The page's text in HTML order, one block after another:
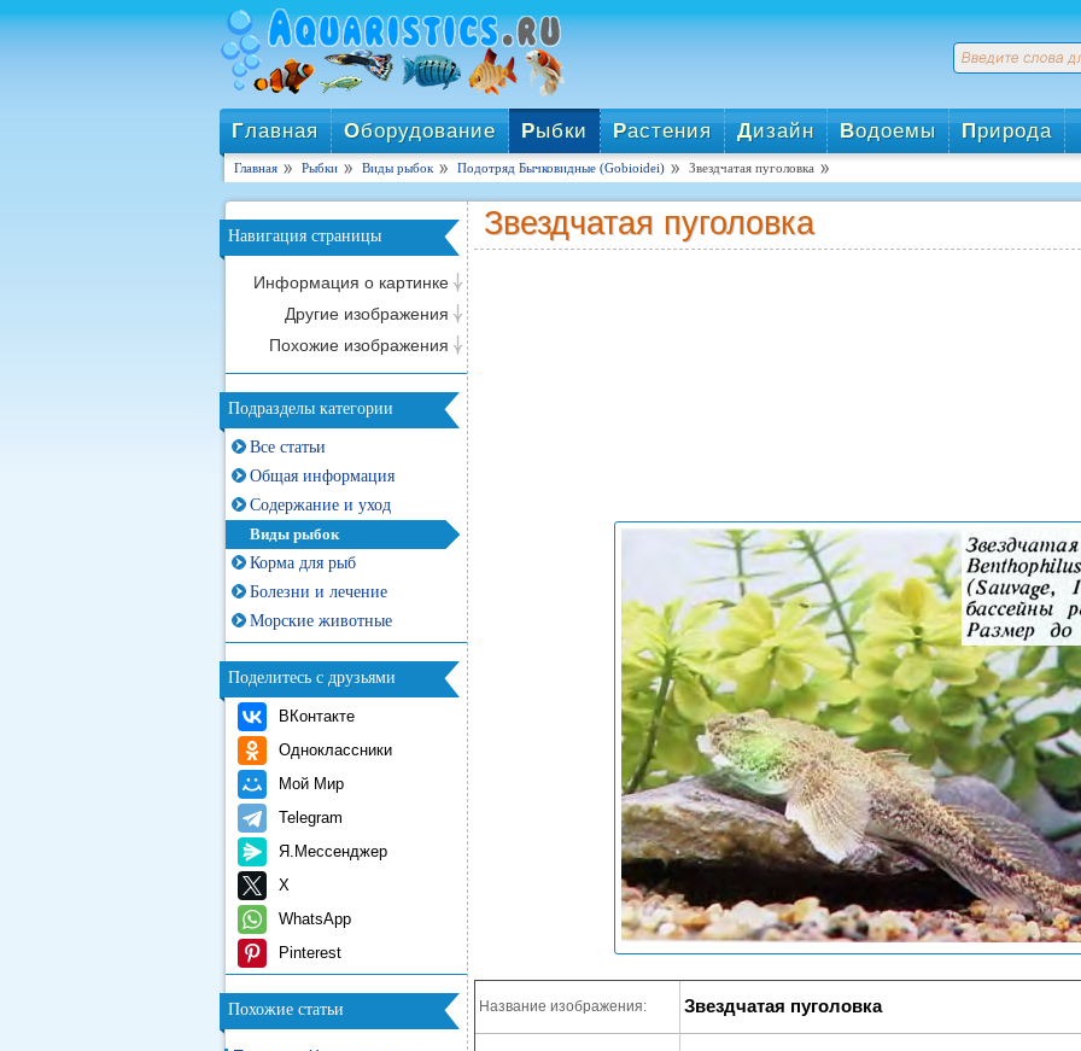
Главная Оборудование Рыбки Растения Дизайн Водоемы Природа
Главная Рыбки Виды рыбок Подотряд Бычковидные (Gobioidei) Звездчатая пуголовка
Навигация страницы
Информация о картинке
Другие изображения
Похожие изображения
Подразделы категории
Все статьи
Общая информация
Содержание и уход
Виды рыбок
Корма для рыб
Болезни и лечение
Морские животные
Поделитесь с друзьями
ВКонтакте
Одноклассники
Мой Мир
Telegram
Я.Мессенджер
X
WhatsApp
Pinterest
Похожие статьи
Звездчатая пуголовка
Название изображения: Звездчатая пуголовка